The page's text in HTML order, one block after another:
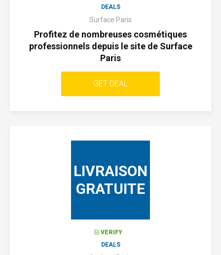
DEALS
Surface Paris
Profitez de nombreuses cosmétiques
professionnels depuis le site de Surface
Paris
GET DEAL
LIVRAISON
GRATUITE
VERIFY
DEALS